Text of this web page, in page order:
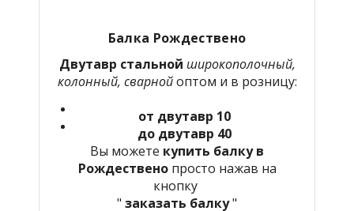
Балка Рождествено
Двутавр стальной широкополочный,
колонный, сварнойоптом и в розницу:
от двутавр 10
до двутавр 40
Вы можете купить балку в
Рождествено просто нажав на
кнопку
" заказать балку"